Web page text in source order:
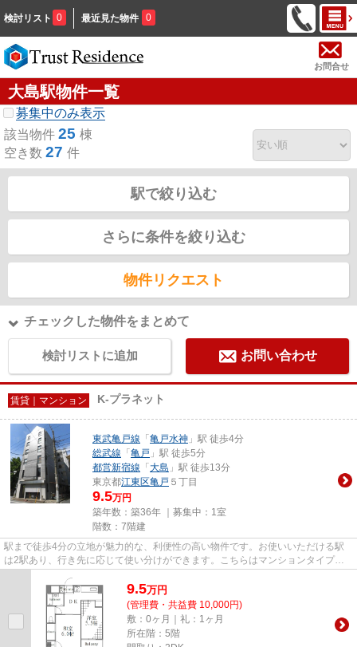
検討リスト 0 最近見た物件 0
お問合せ
大島駅物件一覧
募集中のみ表示
該当物件 25 棟
空き数 27 件
駅で絞り込む
さらに条件を絞り込む
物件リクエスト
チェックした物件をまとめて
検討リストに追加 お問い合わせ
賃貸｜マンション K-プラネット
東武亀戸線 「 亀戸水神 」駅 徒歩4分
総武線 「 亀戸 」駅 徒歩5分
都営新宿線 「 大島 」駅 徒歩13分
東京都江東区亀戸 ５丁目
9.5万円
築年数：築36年 ｜募集中： 1室
階数：7階建
駅まで徒歩4分の立地が魅力的な、利便性の高い物件です。お使いいただける駅
は2駅あり、行き先に応じて使い分けができます。こちらはマンションタイプに
9.5万円
(管理費・共益費 10,000円)
敷：0ヶ月｜礼：1ヶ月
所在階：5階